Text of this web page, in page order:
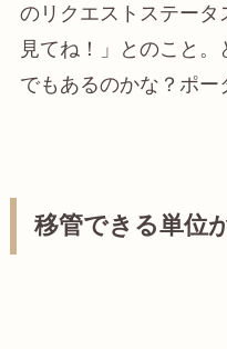
のリクエストステー
見てね！」とのこと
でもあるのかな？ポー
移管できる単位